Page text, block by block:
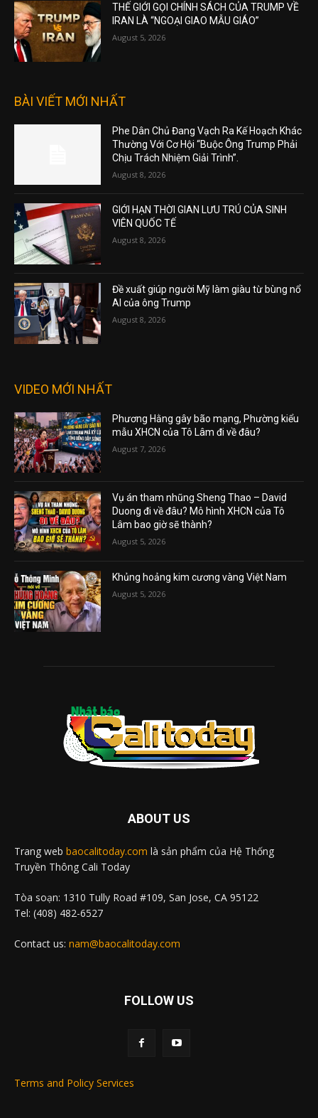
THẾ GIỚI GỌI CHÍNH SÁCH CỦA TRUMP VỀ
IRAN LÀ “NGOẠI GIAO MẪU GIÁO”
August 5, 2026
BÀI VIẾT MỚI NHẤT
Phe Dân Chủ Đang Vạch Ra Kế Hoạch Khác
Thường Với Cơ Hội “Buộc Ông Trump Phải
Chịu Trách Nhiệm Giải Trình”.
August 8, 2026
GIỚI HẠN THỜI GIAN LƯU TRÚ CỦA SINH
VIÊN QUỐC TẾ
August 8, 2026
Đề xuất giúp người Mỹ làm giàu từ bùng nổ
AI của ông Trump
August 8, 2026
VIDEO MỚI NHẤT
Phương Hằng gây bão mạng, Phường kiểu
mẫu XHCN của Tô Lâm đi về đâu?
August 7, 2026
Vụ án tham nhũng Sheng Thao – David
Duong đi về đâu? Mô hình XHCN của Tô
Lâm bao giờ sẽ thành?
August 5, 2026
Khủng hoảng kim cương vàng Việt Nam
August 5, 2026
ABOUT US
Trang web baocalitoday.com là sản phẩm của Hệ Thống
Truyền Thông Cali Today
Tòa soạn: 1310 Tully Road #109, San Jose, CA 95122
Tel: (408) 482-6527
Contact us: nam@baocalitoday.com
FOLLOW US
Terms and Policy Services